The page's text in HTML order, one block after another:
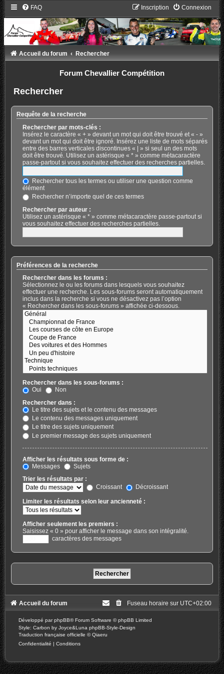
FAQ Connexion
Inscription
Accueil du forum Rechercher
Forum Chevallier Compétition
Rechercher
Requête de la recherche
Rechercher par mots-clés :
Insérez le caractère « + » devant un mot qui doit être trouvé et « - »
devant un mot qui doit être ignoré. Insérez une liste de mots séparés
entre des barres verticales discontinues « | » si seul un des mots
doit être trouvé. Utilisez un astérisque « * » comme métacaractère
passe-partout si vous souhaitez effectuer des recherches partielles.
Rechercher tous les termes ou utiliser une question comme
élément
Rechercher n’importe quel de ces termes
Rechercher par auteur :
Utilisez un astérisque « * » comme métacaractère passe-partout si
vous souhaitez effectuer des recherches partielles.
Préférences de la recherche
Rechercher dans les forums :
Sélectionnez le ou les forums dans lesquels vous souhaitez
effectuer une recherche. Les sous-forums seront automatiquement
inclus dans la recherche si vous ne désactivez pas l’option
« Rechercher dans les sous-forums » affichée ci-dessous.
Rechercher dans les sous-forums :
Oui
Non
Rechercher dans :
Le titre des sujets et le contenu des messages
Le contenu des messages uniquement
Le titre des sujets uniquement
Le premier message des sujets uniquement
Afficher les résultats sous forme de :
Messages
Sujets
Trier les résultats par :
Croissant
Décroissant
Limiter les résultats selon leur ancienneté :
Afficher seulement les premiers :
Saisissez « 0 » pour afficher le message dans son intégralité.
caractères des messages
Accueil du forum Fuseau horaire sur UTC+02:00
Développé parphpBB® Forum Software © phpBB Limited
Style: Carbon by Joyce&Luna phpBB-Style-Design
Traduction française officielle ©Qiaeru
Confidentialité | Conditions